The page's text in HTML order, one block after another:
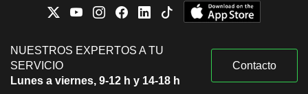
NUESTROS EXPERTOS A TU
SERVICIO
Lunes a viernes, 9-12 h y 14-18 h
Contacto